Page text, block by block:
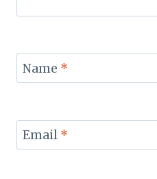
Name *
Email *